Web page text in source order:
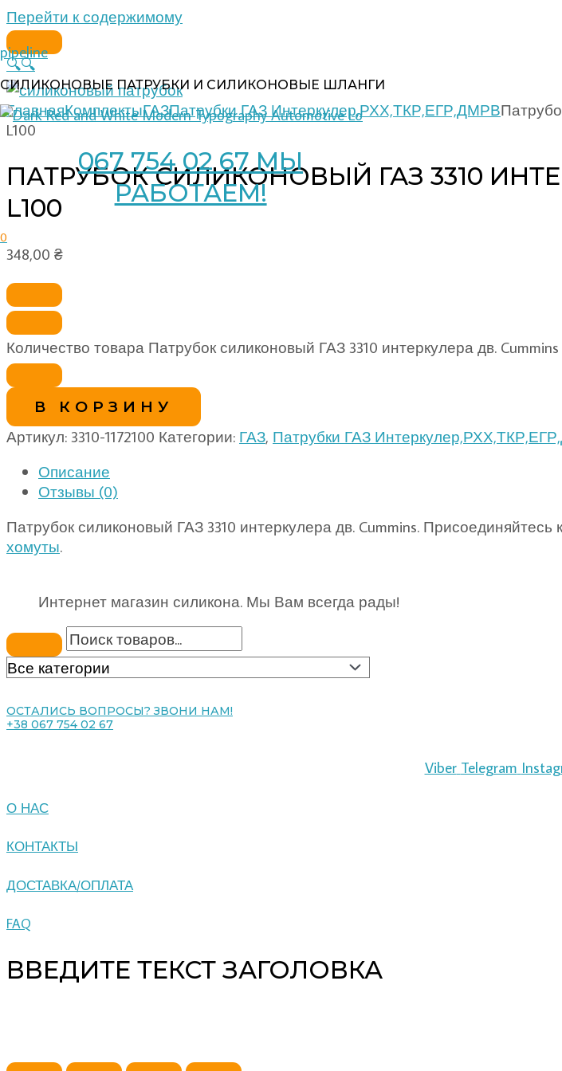
Перейти к содержимому
pipeline
СИЛИКОНОВЫЕ ПАТРУБКИ И СИЛИКОНОВЫЕ ШЛАНГИ
067 754 02 67 МЫ
РАБОТАЕМ!
0
🔍🔍
ГлавнаяКомплектыГАЗПатрубки ГАЗ Интеркулер,РХХ,ТКР,ЕГР,ДМРВ
L100
ПАТРУБОК СИЛИКОНОВЫЙ ГАЗ 3310
L100
348,00 ₴
Количество товара Патрубок силиконовый ГАЗ 3310 интеркулера дв. Cummins
В КОРЗИНУ
Артикул: 3310-1172100 Категории: ГАЗ, Патрубки ГАЗ
Описание
Отзывы (0)
Патрубок силиконовый ГАЗ 3310 интеркулера дв. Cummins. Присоединяйтесь
хомуты.
Интернет магазин силикона. Мы Вам всегда рады!
ОСТАЛИСЬ ВОПРОСЫ? ЗВОНИ НАМ!
+38 067 754 02 67
Viber Telegram
О НАС
КОНТАКТЫ
ДОСТАВКА/ОПЛАТА
FAQ
ВВЕДИТЕ ТЕКСТ ЗАГОЛОВКА